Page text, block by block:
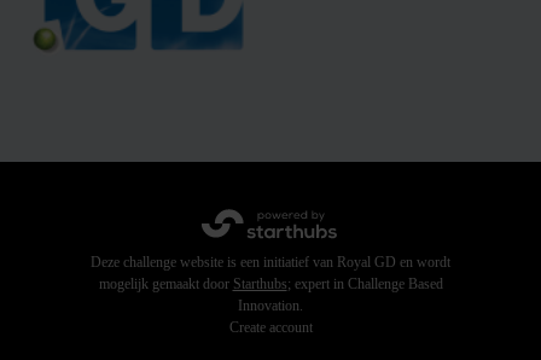
Deze challenge website is een initiatief van Royal GD en wordt
mogelijk gemaakt door Starthubs; expert in Challenge Based
Innovation.
Create account